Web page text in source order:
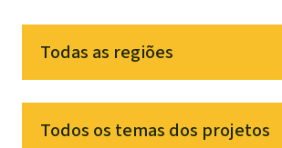
Contato
Español
Français
Todas as regiões
Todos os temas dos projetos